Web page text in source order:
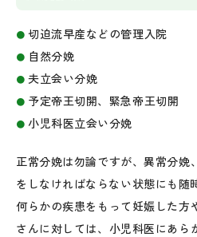
切迫流早産などの管理入院
自然分娩
夫立会い分娩
予定帝王切開、緊急帝王切開
小児科医立会い分娩
正常分娩は勿論ですが、異常分娩
をしなければならない状態にも随
何らかの疾患をもって妊娠した方
さんに対しては、小児科医にあら